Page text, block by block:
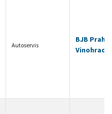
Autoservis
BJB Praha
Vinohrady